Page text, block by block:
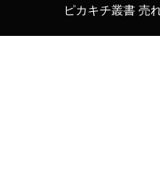
ピカキチ叢書 売